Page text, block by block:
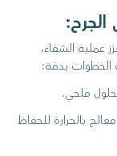
عملية الشفاء،
الخطوات بدقة:
ملحي.
بالحرارة للحفاظ